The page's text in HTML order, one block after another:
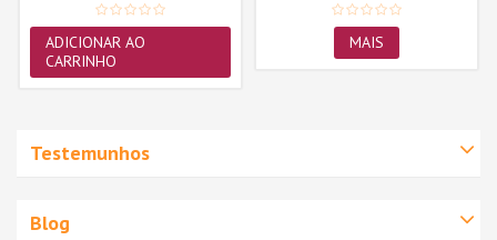
ADICIONAR AO
CARRINHO
MAIS
Testemunhos
Blog